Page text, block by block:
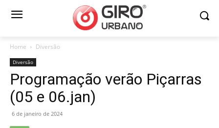
Home Diversão
Diversão
Programação verão Piçarras
(05 e 06.jan)
6 de janeiro de 2024